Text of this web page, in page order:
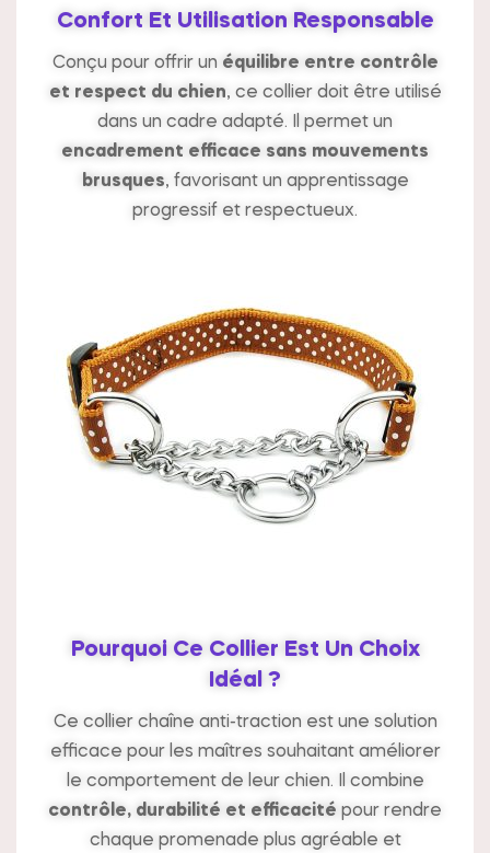
Confort Et Utilisation Responsable
Conçu pour offrir un équilibre entre contrôle
et respect du chien, ce collier doit être utilisé
dans un cadre adapté. Il permet un
encadrement efficace sans mouvements
brusques, favorisant un apprentissage
progressif et respectueux.
Pourquoi Ce Collier Est Un Choix
Idéal ?
Ce collier chaîne anti-traction est une solution
efficace pour les maîtres souhaitant améliorer
le comportement de leur chien. Il combine
contrôle, durabilité et efficacité pour rendre
chaque promenade plus agréable et